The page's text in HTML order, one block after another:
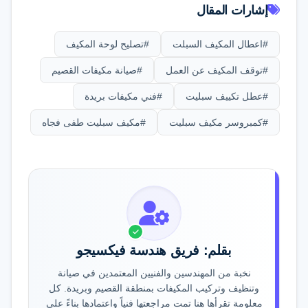
الغبار على الفلاتر، فتسليكها وحل المشكلة
المشكلة أعمق وتحتاج تسليك خرطوم
الصرف بالضغط العالي بواسطة فني
إشارات المقال
#اعطال المكيف السبلت #تصليح لوحة المكيف
#توقف المكيف عن العمل #صيانة مكيفات القصيم
#عطل تكييف سبليت #فني مكيفات بريدة
#كمبروسر مكيف سبليت #مكيف سبليت طفى فجاه
بقلم: فريق هندسة فيكسيجو
نخبة من المهندسين والفنيين المعتمدين في صيانة
وتنظيف وتركيب المكيفات بمنطقة القصيم وبريدة. كل
معلومة تقرأها هنا تمت مراجعتها فنياً واعتمادها بناءً على